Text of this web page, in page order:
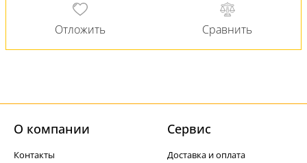
О компании
Контакты
Cервис
Доставка и оплата